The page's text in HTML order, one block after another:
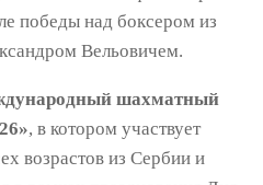
победы над боксером из
Вельовичем.
шахматный
, в котором участвует
возрастов из Сербии и